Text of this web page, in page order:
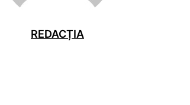
REDACȚIA